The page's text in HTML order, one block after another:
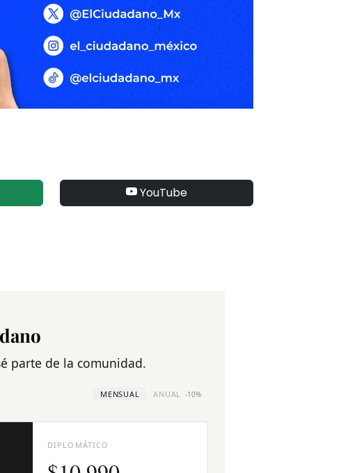
YouTube
parte de la comunidad.
MENSUAL ANUAL -10%
DIPLOMÁTICO